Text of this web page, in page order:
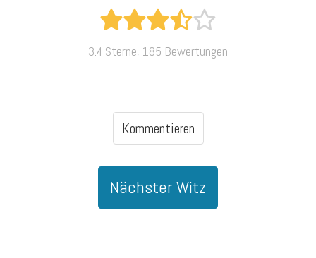
3.4 Sterne, 185 Bewertungen
Kommentieren
Nächster Witz